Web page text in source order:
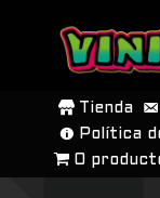
SALTAR
CONTENIDO
Tienda
Política
0